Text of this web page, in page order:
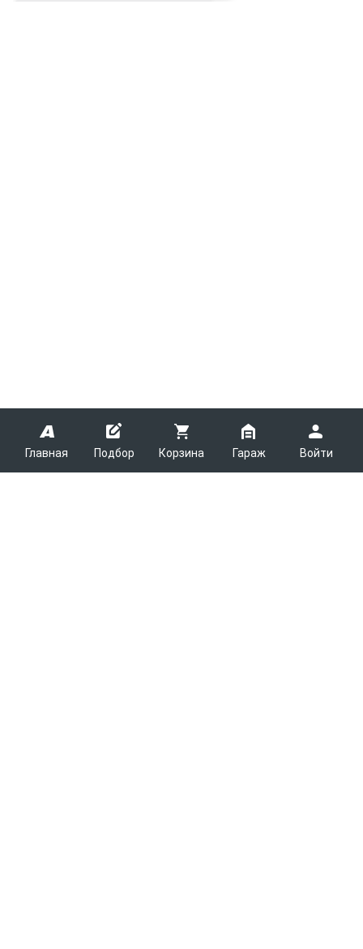
Главная Подбор Корзина Гараж Войти